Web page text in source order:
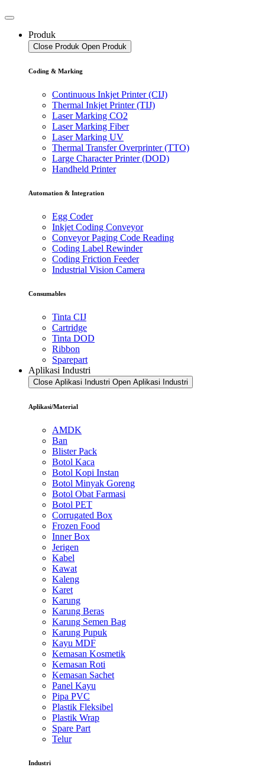
Produk
Close Produk Open Produk
Coding & Marking
Continuous Inkjet Printer (CIJ)
Thermal Inkjet Printer (TIJ)
Laser Marking CO2
Laser Marking Fiber
Laser Marking UV
Thermal Transfer Overprinter (TTO)
Large Character Printer (DOD)
Handheld Printer
Automation & Integration
Egg Coder
Inkjet Coding Conveyor
Conveyor Paging Code Reading
Coding Label Rewinder
Coding Friction Feeder
Industrial Vision Camera
Consumables
Tinta CIJ
Cartridge
Tinta DOD
Ribbon
Sparepart
Aplikasi Industri
Close Aplikasi Industri Open Aplikasi Industri
Aplikasi/Material
AMDK
Ban
Blister Pack
Botol Kaca
Botol Kopi Instan
Botol Minyak Goreng
Botol Obat Farmasi
Botol PET
Corrugated Box
Frozen Food
Inner Box
Jerigen
Kabel
Kawat
Kaleng
Karet
Karung
Karung Beras
Karung Semen Bag
Karung Pupuk
Kayu MDF
Kemasan Kosmetik
Kemasan Roti
Kemasan Sachet
Panel Kayu
Pipa PVC
Plastik Fleksibel
Plastik Wrap
Spare Part
Telur
Industri